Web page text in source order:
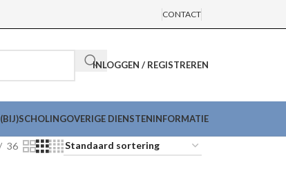
CONTACT
INLOGGEN / REGISTREREN
(BIJ)SCHOLINGOVERIGE DIENSTENINFORMATIE
36